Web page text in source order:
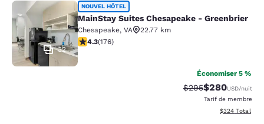
MainStay Suites Chesapeake -
32
NOUVEL HÔTEL
MainStay Suites Chesapeake - Greenbrier
Chesapeake, VA
22.77 km
4.35 étoiles. Excellent. 176 commentaires
4.3(176)
Économiser 5 %
Tarif barré :
$295Tarif réduit :
$280USD/nuit
Tarif de membre
Afficher les
$324 Total